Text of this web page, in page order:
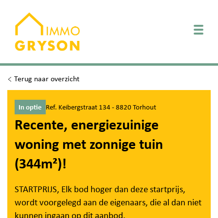
Terug naar overzicht
In optie Ref. Keibergstraat 134 - 8820 Torhout
Recente, energiezuinige
woning met zonnige tuin
(344m²)!
STARTPRIJS, Elk bod hoger dan deze startprijs,
wordt voorgelegd aan de eigenaars, die al dan niet
kunnen ingaan op dit aanbod.